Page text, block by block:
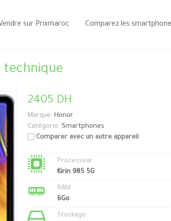
sur Prixmaroc Comparez les
technique
2405 DH
Marque: Honor
Catégorie: Smartphones
Comparer avec un autre appareil
Processeur
Kirin 985 5G
RAM
6Go
Stockage